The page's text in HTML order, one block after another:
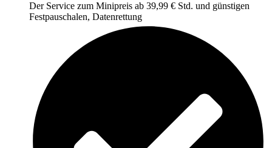
Der Service zum Minipreis ab 39,99 € Std. und günstigen
Festpauschalen, Datenrettung